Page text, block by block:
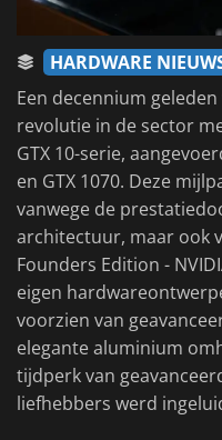
HARDWARE
Een decennium
revolutie in de sector
GTX 10-serie,
en GTX 1070. Deze
vanwege de
architectuur, maar ook
Founders Edition -
eigen
voorzien van
elegante aluminium
tijdperk van
liefhebbers werd